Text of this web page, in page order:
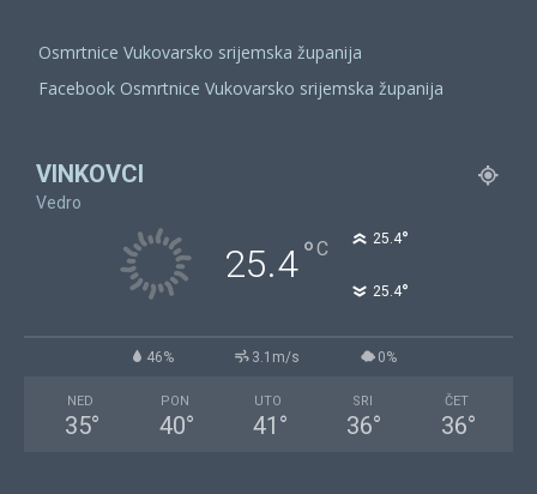
Osmrtnice Vukovarsko srijemska županija
Facebook Osmrtnice Vukovarsko srijemska županija
VINKOVCI
Vedro
25.4°C 25.4°
25.4°
46% 3.1m/s 0%
NED
35°
PON
40°
UTO
41 °
SRI
36°
ČET
36°